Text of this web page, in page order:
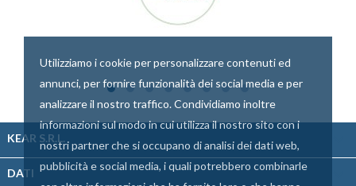
Utilizziamo i cookie per personalizzare contenuti ed
annunci, per fornire funzionalità dei social media e per
analizzare il nostro traffico. Condividiamo inoltre
informazioni sul modo in cui utilizza il nostro sito con i
nostri partner che si occupano di analisi dei dati web,
pubblicità e social media, i quali potrebbero combinarle
KEAR S.R.L.
DATI